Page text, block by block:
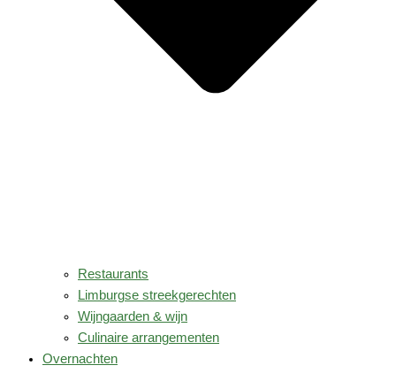
Restaurants
Limburgse streekgerechten
Wijngaarden & wijn
Culinaire arrangementen
Overnachten